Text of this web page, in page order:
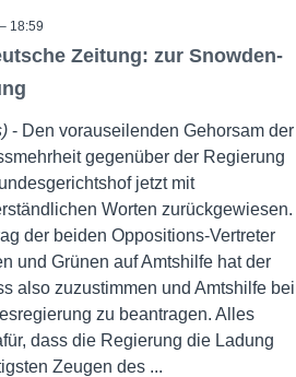
18:59
Zeitung: zur Snowden-
- Den vorauseilenden Gehorsam der
gegenüber der Regierung
jetzt mit
Worten zurückgewiesen.
der beiden Oppositions-Vertreter
und Grünen auf Amtshilfe hat der
also zuzustimmen und Amtshilfe bei
zu beantragen. Alles
dass die Regierung die Ladung
Zeugen des ...